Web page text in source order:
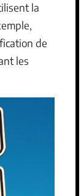
la
de
les